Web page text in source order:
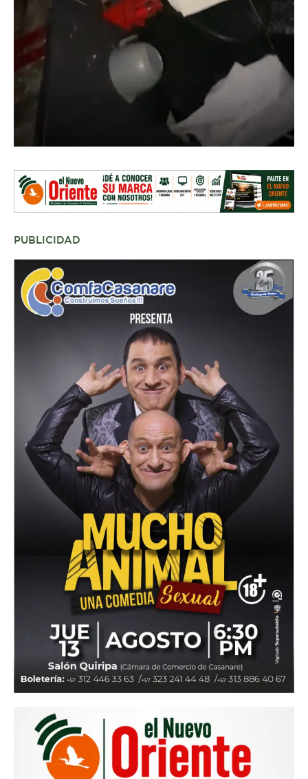
PUBLICIDAD